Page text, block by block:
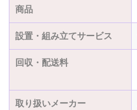
商品
設置・組み立てサービス
回収・配送料
取り扱いメーカー